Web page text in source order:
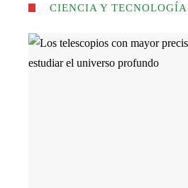
CIENCIA Y TECNOLOGÍA